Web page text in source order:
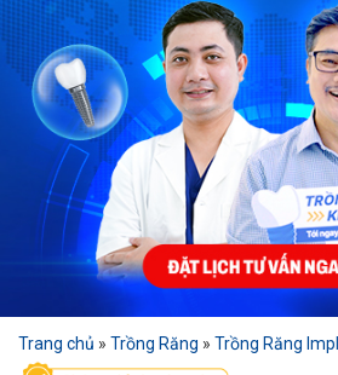
Trang chủ » Trồng Răng » Trồng Răng